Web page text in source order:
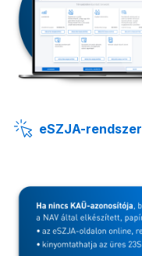
eSZJA-rendszer